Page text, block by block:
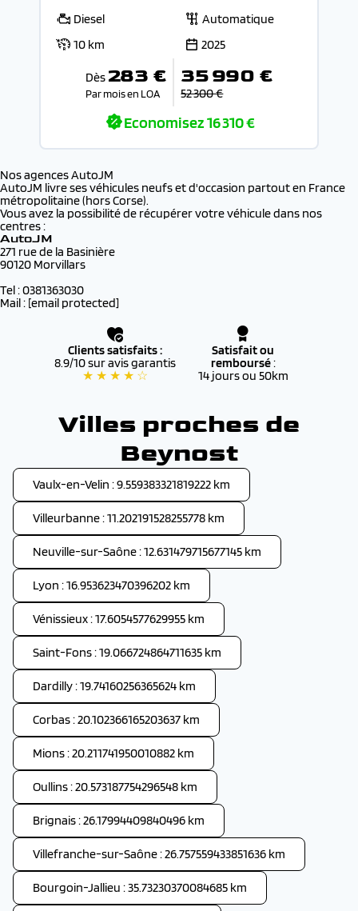
Diesel
Automatique
10 km
2025
Dès 283 €
Par mois en LOA
35 990 €
52 300 €
Economisez16 310 €
Nos agences AutoJM
AutoJM livre ses véhicules neufs et d'occasion partout en France
métropolitaine (hors Corse).
Vous avez la possibilité de récupérer votre véhicule dans nos
centres :
AutoJM
271 rue de la Basinière
90120 Morvillars
Tel : 0381363030
Mail : [email protected]
Clients satisfaits :
8.9/10 sur avis garantis
★ ★ ★ ★ ☆
Satisfait ou
remboursé:
14 jours ou 50km
Villes proches de
Beynost
Vaulx-en-Velin : 9.559383321819222 km
Villeurbanne : 11.202191528255778 km
Neuville-sur-Saône : 12.631479715677145 km
Lyon : 16.953623470396202 km
Vénissieux : 17.6054577629955 km
Saint-Fons : 19.066724864711635 km
Dardilly : 19.74160256365624 km
Corbas : 20.102366165203637 km
Mions : 20.211741950010882 km
Oullins : 20.573187754296548 km
Brignais : 26.17994409840496 km
Villefranche-sur-Saône : 26.757559433851636 km
Bourgoin-Jallieu : 35.73230370084685 km